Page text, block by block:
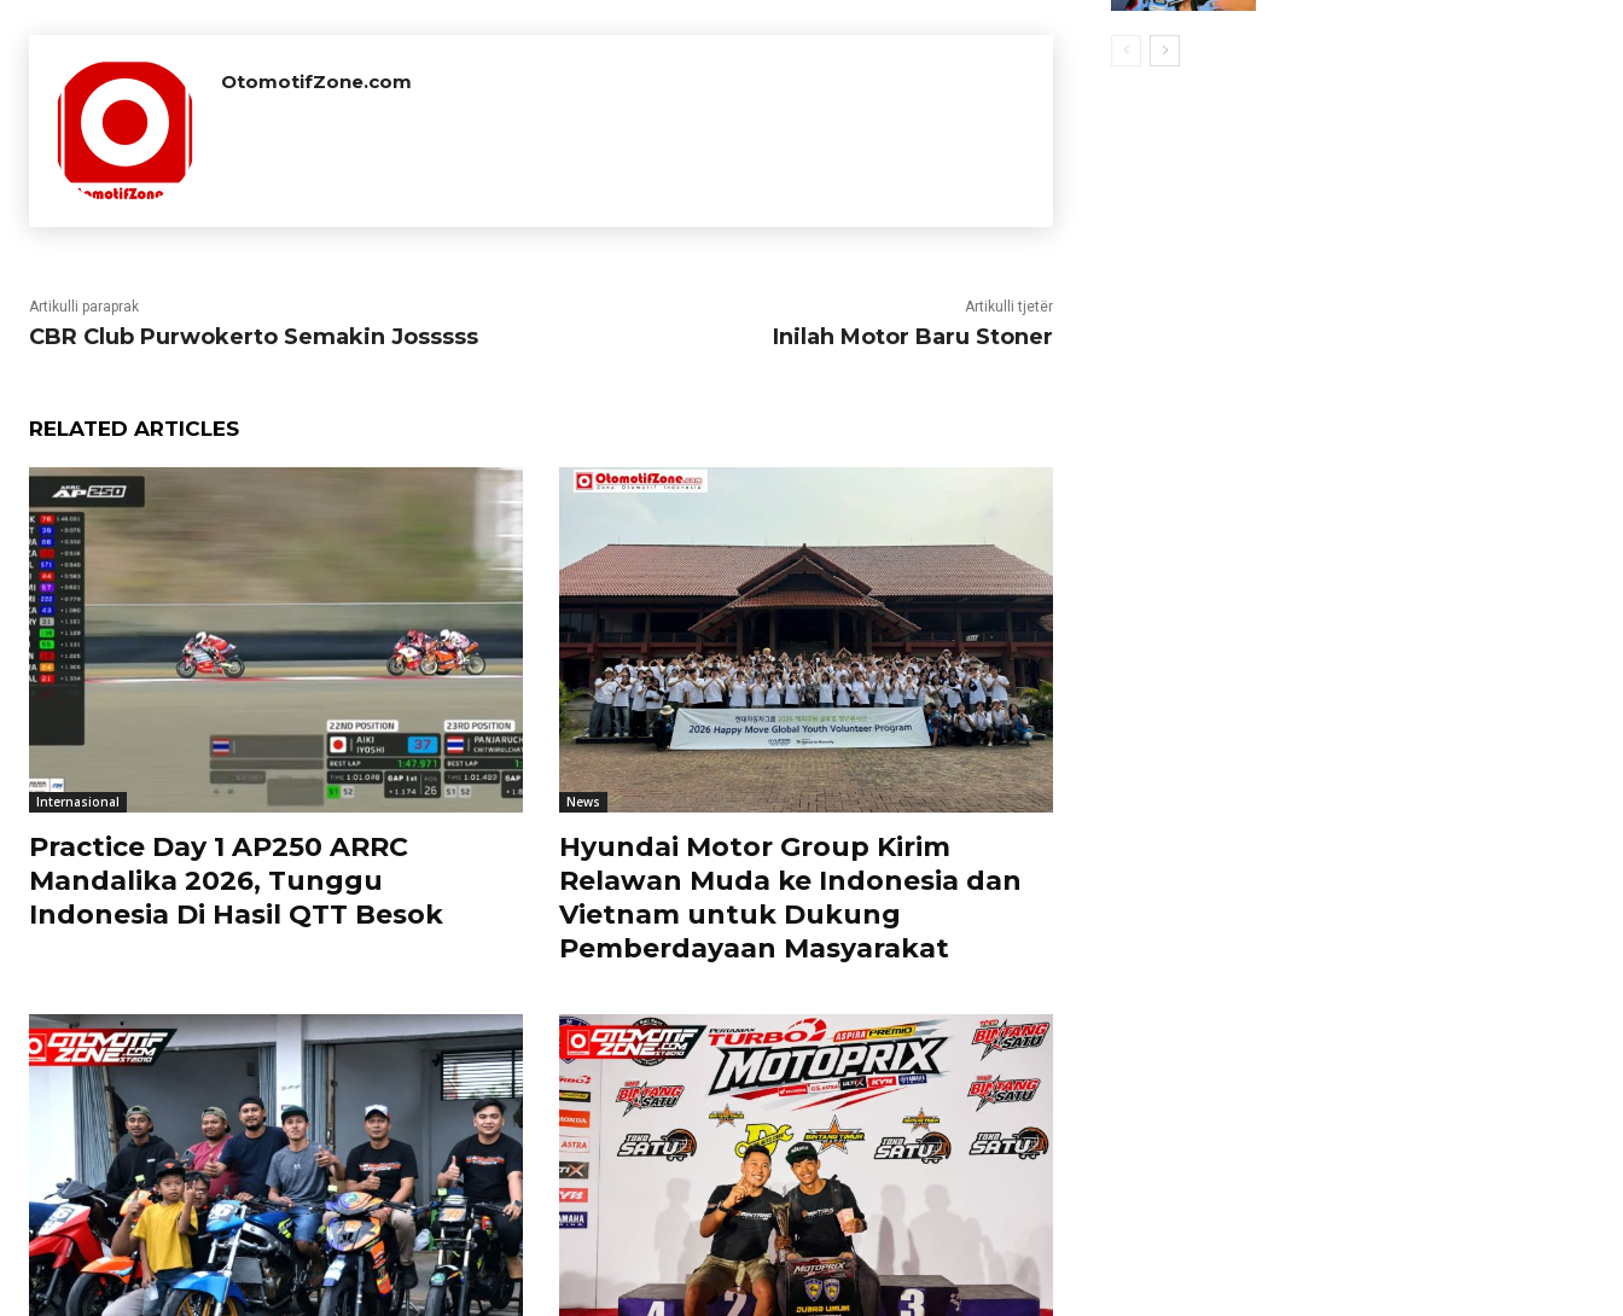
OtomotifZone.com
Artikulli paraprak
CBR Club Purwokerto Semakin Josssss
Artikulli tjetër
Inilah Motor Baru Stoner
RELATED ARTICLES
Internasional
Practice Day 1 AP250 ARRC
Mandalika 2026, Tunggu
Indonesia Di Hasil QTT Besok
News
Hyundai Motor Group Kirim
Relawan Muda ke Indonesia dan
Vietnam untuk Dukung
Pemberdayaan Masyarakat